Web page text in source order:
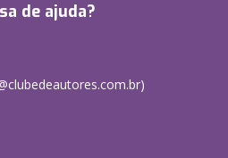
de ajuda?